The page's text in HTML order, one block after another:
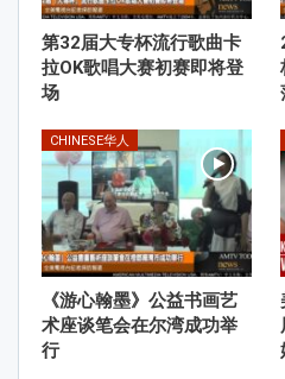
第32届大专杯流行歌曲卡
拉OK歌唱大赛初赛即将登
场
CHINESE华人
《游心翰墨》公益书画艺
术座谈笔会在尔湾成功举
行